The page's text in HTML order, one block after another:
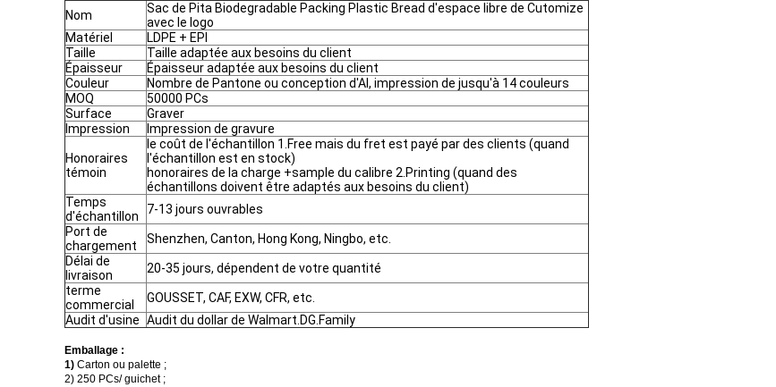
Nom
Sac de Pita Biodegradable Packing Plastic Bread d'espace libre de Cutomize
avec le logo
Matériel
LDPE + EPI
Taille
Taille adaptée aux besoins du client
Épaisseur
Épaisseur adaptée aux besoins du client
Couleur
Nombre de Pantone ou conception d'AI, impression de jusqu'à 14 couleurs
MOQ
50000 PCs
Surface
Graver
Impression
Impression de gravure
Honoraires
témoin
le coût de l'échantillon 1.Free mais du fret est payé par des clients (quand
l'échantillon est en stock)
honoraires de la charge +sample du calibre 2.Printing (quand des
échantillons doivent être adaptés aux besoins du client)
Temps
d'échantillon
7-13 jours ouvrables
Port de
chargement
Shenzhen, Canton, Hong Kong, Ningbo, etc.
Délai de
livraison
20-35 jours, dépendent de votre quantité
terme
commercial
GOUSSET, CAF, EXW, CFR, etc.
Audit d'usine Audit du dollar de Walmart.DG.Family
Emballage :
1) Carton ou palette ;
2) 250 PCs/guichet ;